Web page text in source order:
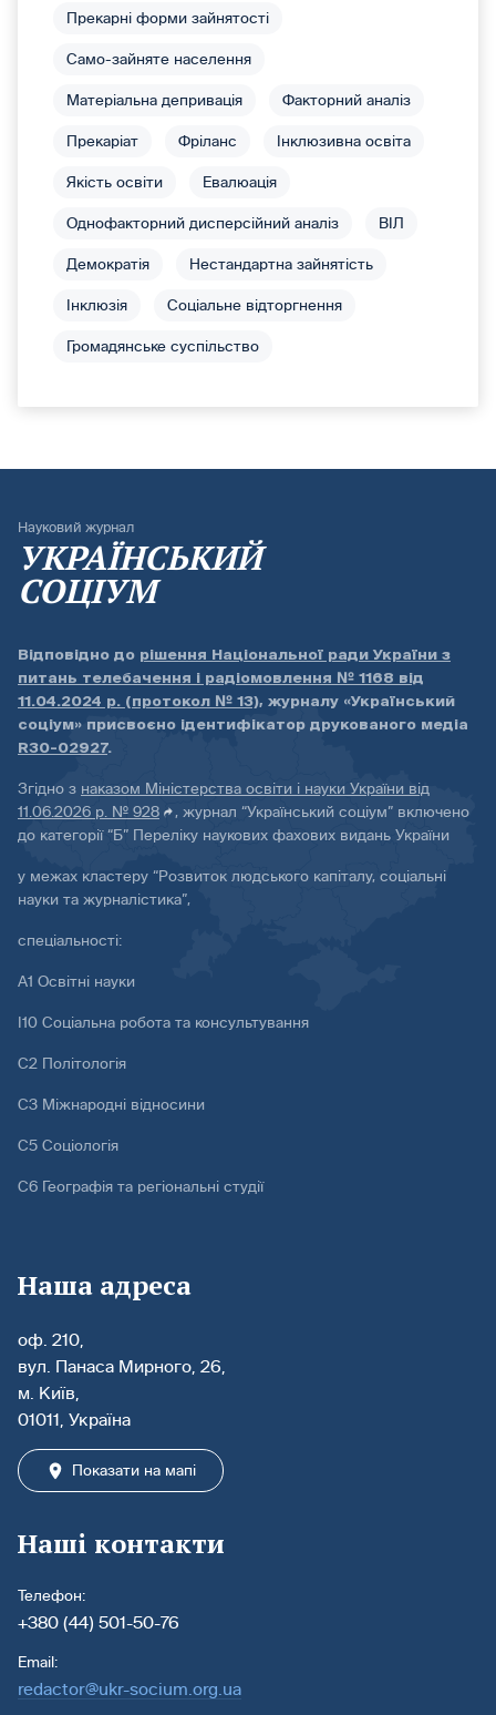
Прекарні форми зайнятості
Само-зайняте населення
Матеріальна депривація Факторний аналіз
Прекаріат Фріланс Інклюзивна освіта
Якість освіти Евалюація
Однофакторний дисперсійний аналіз ВІЛ
Демократія Нестандартна зайнятість
Інклюзія Соціальне відторгнення
Громадянське суспільство
Науковий журнал
УКРАЇНСЬКИЙ
СОЦІУМ
Відповідно до рішення Національної ради України з
питань телебачення і радіомовлення № 1168 від
11.04.2024 р. (протокол № 13), журналу «Український
соціум» присвоєно ідентифікатор друкованого медіа
R30-02927.
Згідно з наказом Міністерства освіти і науки України від
11.06.2026 р. № 928
, журнал “Український соціум” включено
до категорії “Б” Переліку наукових фахових видань України
у межах кластеру “Розвиток людського капіталу, соціальні
науки та журналістика”,
спеціальності:
А1 Освітні науки
І10 Соціальна робота та консультування
С2 Політологія
С3 Міжнародні відносини
С5 Соціологія
С6 Географія та регіональні студії
Наша адреса
оф. 210,
вул. Панаса Мирного, 26,
м. Київ,
01011, Україна
Показати на мапі
Наші контакти
Телефон:
+380 (44) 501-50-76
Email:
redactor@ukr-socium.org.ua